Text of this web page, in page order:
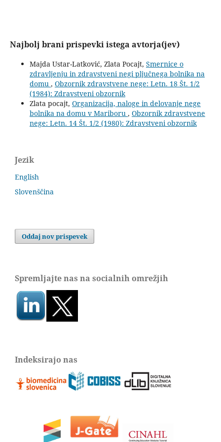
Najbolj brani prispevki istega avtorja(jev)
Majda Ustar-Latković, Zlata Pocajt, Smernice o
zdravljenju in zdravstveni negi pljučnega bolnika na
domu , Obzornik zdravstvene nege: Letn. 18 Št. 1/2
(1984): Zdravstveni obzornik
Zlata pocajt, Organizacija, naloge in delovanje nege
bolnika na domu v Mariboru , Obzornik zdravstvene
nege: Letn. 14 Št. 1/2 (1980): Zdravstveni obzornik
Jezik
English
Slovenščina
Oddaj nov prispevek
Spremljajte nas na socialnih omrežjih
Indeksirajo nas